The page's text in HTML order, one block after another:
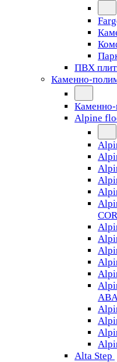
ПВХ
Каменно-
Каменно-
Alpine
Alta Step